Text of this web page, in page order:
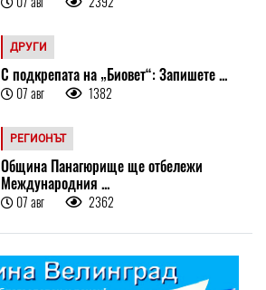
ДРУГИ
С подкрепата на „Биовет“: Запишете ...
07 авг 1382
РЕГИОНЪТ
Община Панагюрище ще отбележи
Международния ...
07 авг 2362